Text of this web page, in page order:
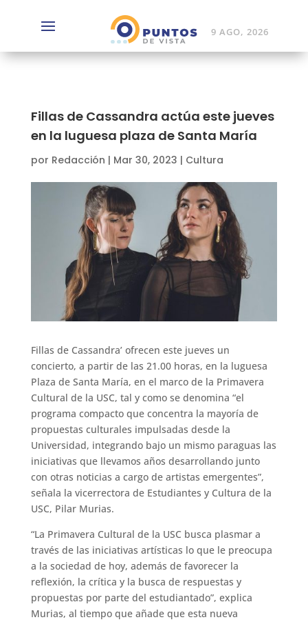
9 AGO, 2026
Fillas de Cassandra actúa este jueves
en la luguesa plaza de Santa María
por Redacción | Mar 30, 2023 | Cultura
Fillas de Cassandra’ ofrecen este jueves un
concierto, a partir de las 21.00 horas, en la luguesa
Plaza de Santa María, en el marco de la Primavera
Cultural de la USC, tal y como se denomina “el
programa compacto que concentra la mayoría de
propuestas culturales impulsadas desde la
Universidad, integrando bajo un mismo paraguas las
iniciativas que llevamos años desarrollando junto
con otras noticias a cargo de artistas emergentes”,
señala la vicerrectora de Estudiantes y Cultura de la
USC, Pilar Murias.
“La Primavera Cultural de la USC busca plasmar a
través de las iniciativas artísticas lo que le preocupa
a la sociedad de hoy, además de favorecer la
reflexión, la crítica y la busca de respuestas y
propuestas por parte del estudiantado”, explica
Murias, al tiempo que añade que esta nueva